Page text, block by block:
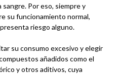
Por eso, siempre y
su funcionamiento normal,
riesgo alguno.
su consumo excesivo y elegir
añadidos como el
y otros aditivos, cuya